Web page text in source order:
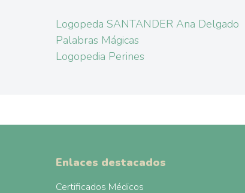
Logopeda SANTANDER Ana Delgado
Palabras Mágicas
Logopedia Perines
Enlaces destacados
Certificados Médicos